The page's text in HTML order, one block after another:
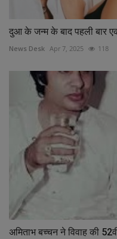
दुआ के जन्म के बाद पहली बार
News Desk Apr 7, 2025 118
अमिताभ बच्चन ने विवाह की